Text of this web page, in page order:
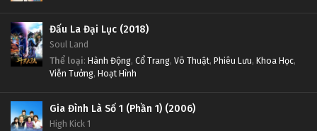
Đấu La Đại Lục (2018)
Soul Land
Thể loại: Hành Động, Cổ Trang, Võ Thuật, Phiêu Lưu, Khoa Học,
Viễn Tưởng, Hoạt Hình
Gia Đình Là Số 1 (Phần 1) (2006)
High Kick 1